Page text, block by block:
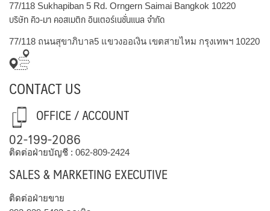
77/118 Sukhapiban 5 Rd. Orngern Saimai Bangkok 10220
บริษัท คิว-มา คอสเมติก อินเตอร์เนชั่นแนล จำกัด
77/118 ถนนสุขาภิบาล5 แขวงออเงิน เขตสายไหม กรุงเทพฯ 10220
CONTACT US
OFFICE / ACCOUNT
02-199-2086
ติดต่อฝ่ายบัญชี : 062-809-2424
SALES & MARKETING EXECUTIVE
ติดต่อฝ่ายขาย